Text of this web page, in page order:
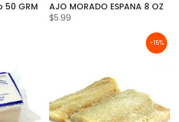
50 GRM
AJO MORADO ESPANA 8 OZ
$5.99
-15%